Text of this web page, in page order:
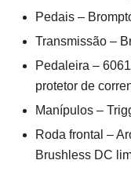
Pedais –
Transmissão –
Pedaleira –
protetor de
Manípulos –
Roda frontal –
Brushless DC